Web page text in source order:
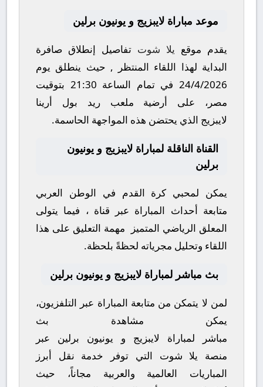
موعد مباراة لايبزيج و يونيون برلين
يقدم موقع يلا شوت تفاصيل إنطلاق صافرة
البداية لهذا اللقاء المنتظر , حيث ينطلق يوم
24/4/2026في تمام الساعة 21:30 بتوقيت
مصر، على أرضية ملعبريد بول أرينا
لايبزيج الذي يحتضن هذه المواجهة الحاسمة.
القناة الناقلة لمباراة لايبزيج و يونيون
برلين
يمكن لمحبي كرة القدم في الوطن العربي
متابعة أحداث المباراة عبر قناة، فيما يتولى
المعلق الرياضي المتميز
مهمة التعليق على هذا
اللقاء وتحليل مجرياته لحظةً بلحظة.
بث مباشر لمباراة لايبزيج و يونيون برلين
لمن لا يتمكن من متابعة المباراة عبر التلفزيون،
يمكن مشاهدة بث
مباشر
لمباراة لايبزيج و يونيون برلين عبر
منصة يلا شوت التي توفر خدمة نقل أبرز
المباريات العالمية والعربية مجاناً، حيث